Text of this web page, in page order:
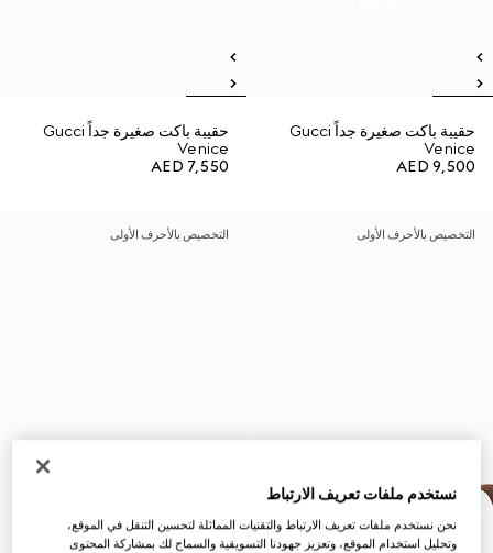
حقيبة باكت صغيرة جداً Gucci
Venice
AED 9,500
حقيبة باكت صغيرة جداً Gucci
Venice
AED 7,550
التخصيص بالأحرف الأولى التخصيص بالأحرف الأولى
نستخدم ملفات تعريف الارتباط
نحن نستخدم ملفات تعريف الارتباط والتقنيات المماثلة لتحسين التنقل في الموقع،
وتحليل استخدام الموقع، وتعزيز جهودنا التسويقية والسماح لك بمشاركة المحتوى